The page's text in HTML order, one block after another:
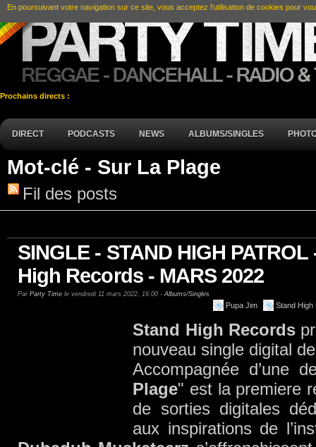
Prochains directs :
DIRECT PODCASTS NEWS ALBUMS/SINGLES
Mot-clé - Sur La Plage
Fil des posts
SINGLE - STAND HIGH
High Records - MARS 2022
Par Party Time le vendredi 11 mars 2022, 16:00 -Albums/Singles
Pupa Jim Stand High
Stand High Records
nouveau single digital
Accompagnée d’une
Plage" est la premiere
de sorties digitales
aux inspirations de
En poursuivant votre navigation sur ce site, vous acceptez l’utilisation de cookies pour